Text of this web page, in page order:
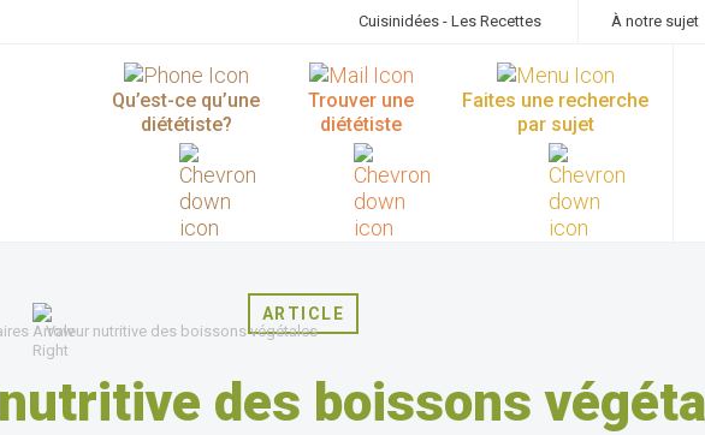
Cuisinidées - Les Recettes À notre sujet
Qu’est-ce qu’une
diététiste?
Trouver une
diététiste
Faites une recherche
par sujet
Valeur nutritive des boissons végétales
ARTICLE
des boissons